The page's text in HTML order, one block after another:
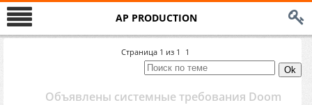
AP PRODUCTION
Страница 1 из 1 1
Объявлены системные требования Doom